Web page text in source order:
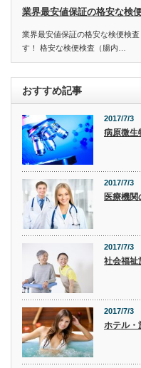
業界最安値保証の格安な検
業界最安値保証の格安な検便検
す！ 格安な検便検査（腸内…
おすすめ記事
2017/7/3
病原微生
2017/7/3
医療機
2017/7/3
社会福祉
2017/7/3
ホテル・